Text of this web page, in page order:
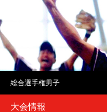
総合選手権男子
大会情報